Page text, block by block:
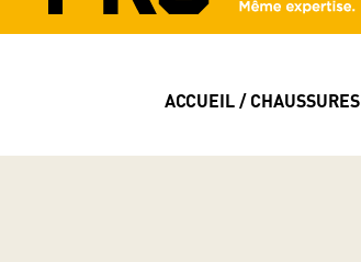
ACCUEIL/CHAUSSURES